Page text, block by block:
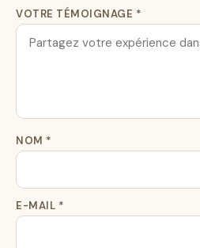
VOTRE TÉMOIGNAGE *
NOM *
E-MAIL *